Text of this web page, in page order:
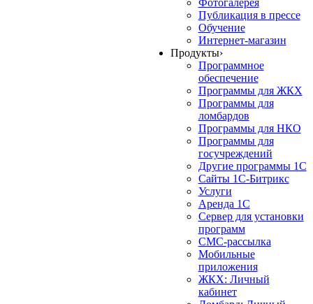
Публикация в прессе
Обучение
Интернет-магазин
Продукты›
Программное
обеспечение
Программы для ЖКХ
Программы для
ломбардов
Программы для НКО
Программы для
госучреждений
Другие программы 1С
Сайты 1С-Битрикс
Услуги
Аренда 1С
Сервер для установки
программ
СМС-рассылка
Мобильные
приложения
ЖКХ: Личный
кабинет